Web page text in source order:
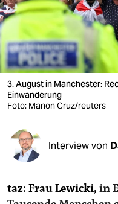
wahrheit
verlag
verlag
veranstaltungen
shop
fragen & hilfe
unterstützen
3. August in Manchester:
Einwanderung
Foto: Manon Cruz/reuters
Interview von
taz: Frau Lewicki, in